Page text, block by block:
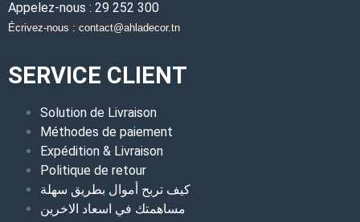
Appelez-nous : 29 252 300
Écrivez-nous : contact@ahladecor.tn
SERVICE CLIENT
Solution de Livraison
Méthodes de paiement
Expédition & Livraison
Politique de retour
كيف تربح أموال بطريق سهلة
مساهمتك في اسعاد الاخرين